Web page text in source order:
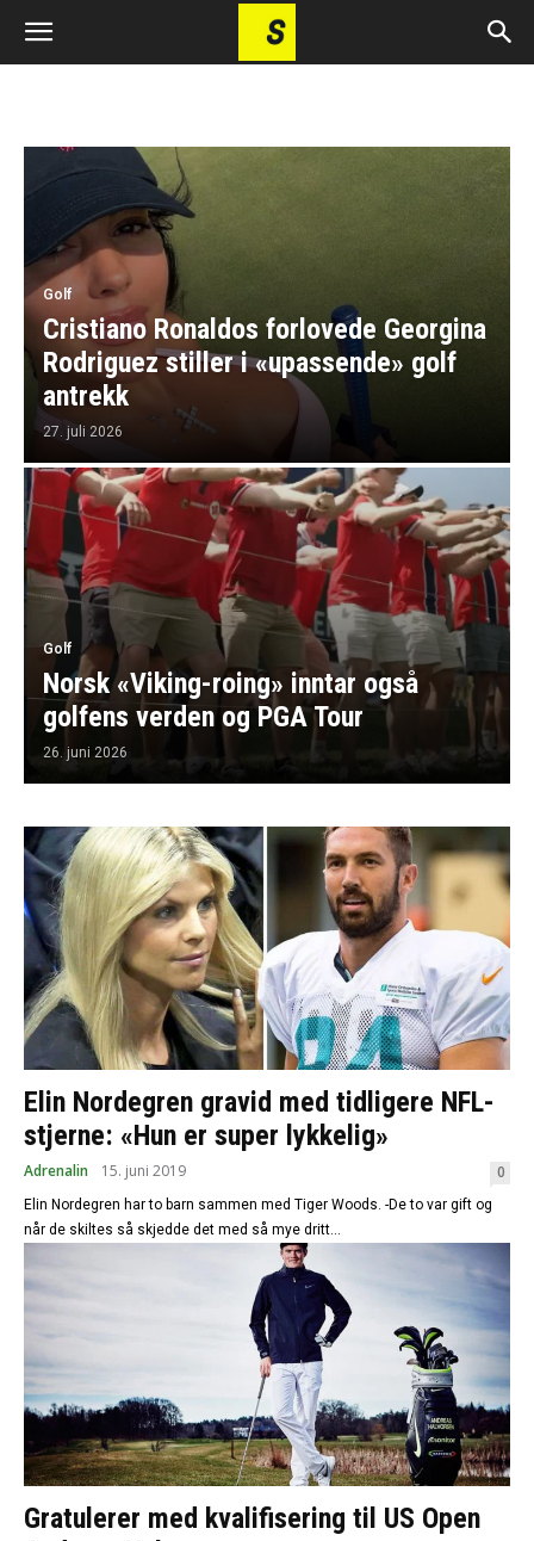
Golf
Cristiano Ronaldos forlovede Georgina
Rodriguez stiller i «upassende» golf
antrekk
27. juli 2026
Golf
Norsk «Viking-roing» inntar også
golfens verden og PGA Tour
26. juni 2026
Elin Nordegren gravid med tidligere NFL-
stjerne: «Hun er super lykkelig»
Adrenalin 15. juni 2019 0
Elin Nordegren har to barn sammen med Tiger Woods. -De to var gift og
når de skiltes så skjedde det med så mye dritt...
Gratulerer med kvalifisering til US Open